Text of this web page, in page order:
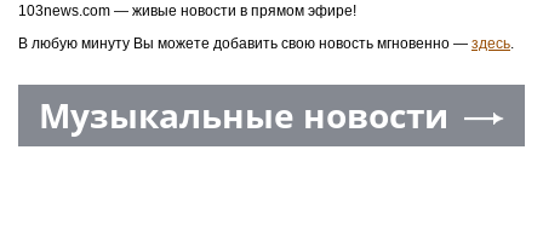
103news.com — живые новости в прямом эфире!
В любую минуту Вы можете добавить свою новость мгновенно — здесь.
Музыкальные новости